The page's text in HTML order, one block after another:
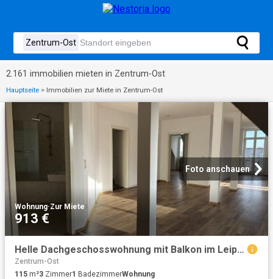
2.161 immobilien mieten in Zentrum-Ost
Hauptseite > Immobilien zur Miete in Zentrum-Ost
Foto anschauen
Wohnung·Zur Miete
913 €
Helle Dachgeschosswohnung mit Balkon im Leipziger Zentrum
Zentrum-Ost
115 m²3 Zimmer1 BadezimmerWohnung